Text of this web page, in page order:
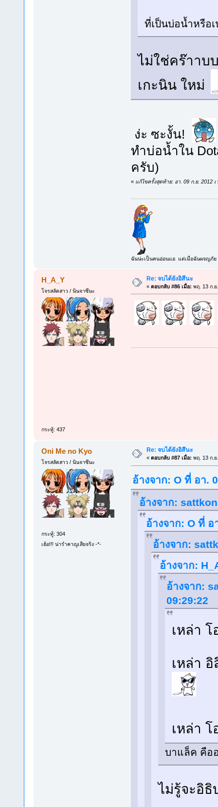
ที่เป็นบ่อน้ำหรือ
ไม่ใช่คร๊าาบ
เกะนิน ใหม่
ง่ะ ซะงั้น!
ทำบ่อน้ำใน
ครับ)
« แก้ไขครั้งสุดท้าย: อา. 09 ก.ย. 2012
ฉันน่ะเป็นคนอ่อนแอ แต่เมื่อฉันผจญภัย
H_A_Y
โจรสลัดสาว / นินจาซึนะ
กระทู้: 437
Re: จบได้ยังอิสึนะ
« ตอบกลับ #86 เมื่อ: พฤ. 13 ก.ย
Oni Me no Kyo
โจรสลัดสาว / นินจาซึนะ
กระทู้: 304
เฮ้อ!!! น่ารำคาญเสียจริง -*-
Re: จบได้ยังอิสึนะ
« ตอบกลับ #87 เมื่อ: พฤ. 13 ก.ย
อ้างจาก: O ที่ อา.
อ้างจาก:
อ้างจาก: O ที่ อ
อ้างจาก:
อ้างจาก:
อ้างจาก:
09:29:22
เหล่า
เหล่า
เหล่า
บาแล็ค คือ
ไม่รู้จะอิธิ